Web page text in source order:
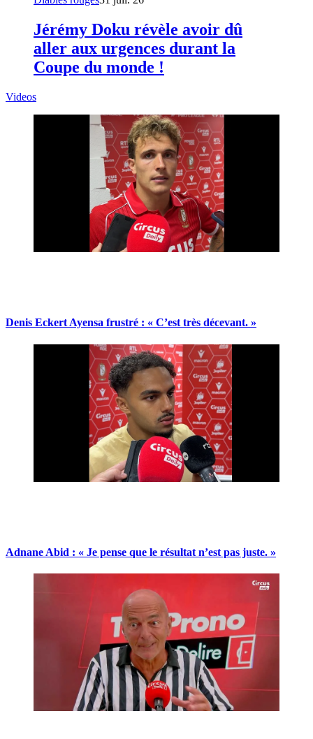
Jérémy Doku révèle avoir dû
aller aux urgences durant la
Coupe du monde !
Videos
Denis Eckert Ayensa frustré : « C’est très décevant. »
Adnane Abid : « Je pense que le résultat n’est pas juste. »